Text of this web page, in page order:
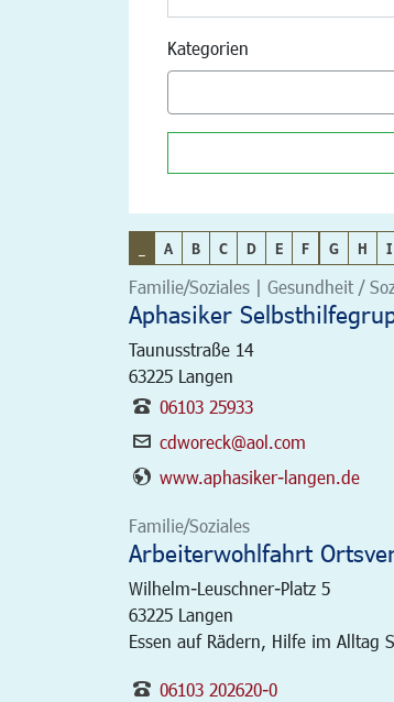
Kategorien
A B C D E F G H I
Familie/Soziales | Gesundheit /
Aphasiker
Taunusstraße 14
63225 Langen
06103 25933
cdworeck@aol.com
www.aphasiker-langen.de
Familie/Soziales
Arbeiterwohlfahrt
Wilhelm-Leuschner-Platz 5
63225 Langen
Essen auf Rädern, Hilfe im Alltag
06103 202620-0